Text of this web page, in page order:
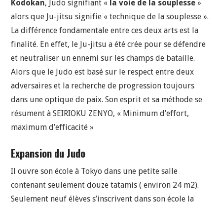
Kodokan, Judo signifiant « la voie de la souplesse »
alors que Ju-jitsu signifie « technique de la souplesse ».
La différence fondamentale entre ces deux arts est la
finalité. En effet, le Ju-jitsu a été crée pour se défendre
et neutraliser un ennemi sur les champs de bataille.
Alors que le Judo est basé sur le respect entre deux
adversaires et la recherche de progression toujours
dans une optique de paix. Son esprit et sa méthode se
résument à SEIRIOKU ZENYO, « Minimum d’effort,
maximum d’efficacité »
Expansion du Judo
Il ouvre son école à Tokyo dans une petite salle
contenant seulement douze tatamis ( environ 24 m2).
Seulement neuf élèves s’inscrivent dans son école la